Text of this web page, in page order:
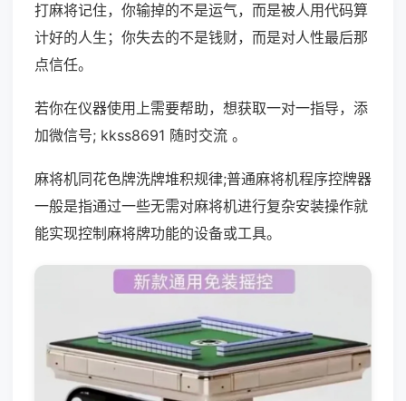
打麻将记住，你输掉的不是运气，而是被人用代码算
计好的人生；你失去的不是钱财，而是对人性最后那
点信任。
若你在仪器使用上需要帮助，想获取一对一指导，添
加微信号; kkss8691 随时交流 。
麻将机同花色牌洗牌堆积规律;普通麻将机程序控牌器
一般是指通过一些无需对麻将机进行复杂安装操作就
能实现控制麻将牌功能的设备或工具。